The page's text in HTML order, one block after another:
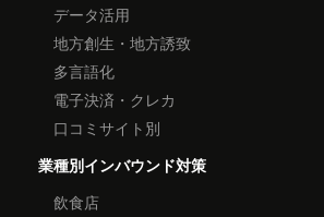
データ活用
地方創生・地方誘致
多言語化
電子決済・クレカ
口コミサイト別
業種別インバウンド対策
飲食店